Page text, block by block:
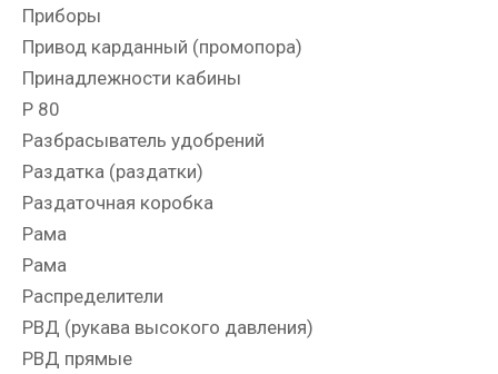
Приборы
Привод карданный (промопора)
Принадлежности кабины
Р 80
Разбрасыватель удобрений
Раздатка (раздатки)
Раздаточная коробка
Рама
Рама
Распределители
РВД (рукава высокого давления)
РВД прямые